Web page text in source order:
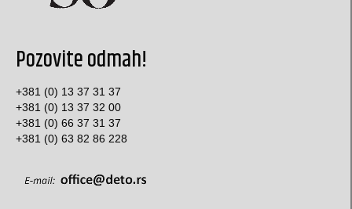
kartonske olovke (ostavite poruku)
promo stalak za vizit karte
papirni uglovi (ušice)
prospekti, flajeri…
Pozovite odmah!
+381 (0) 13 37 31 37
+381 (0) 13 37 32 00
+381 (0) 66 37 31 37
+381 (0) 63 82 86 228